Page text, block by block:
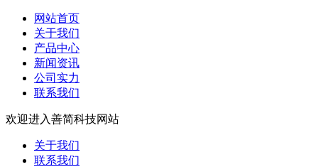
网站首页
关于我们
产品中心
新闻资讯
公司实力
联系我们
欢迎进入善简科技网站
关于我们
联系我们